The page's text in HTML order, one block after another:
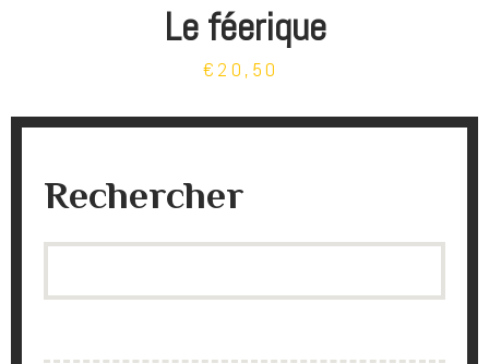
Le féerique
€20,50
Rechercher